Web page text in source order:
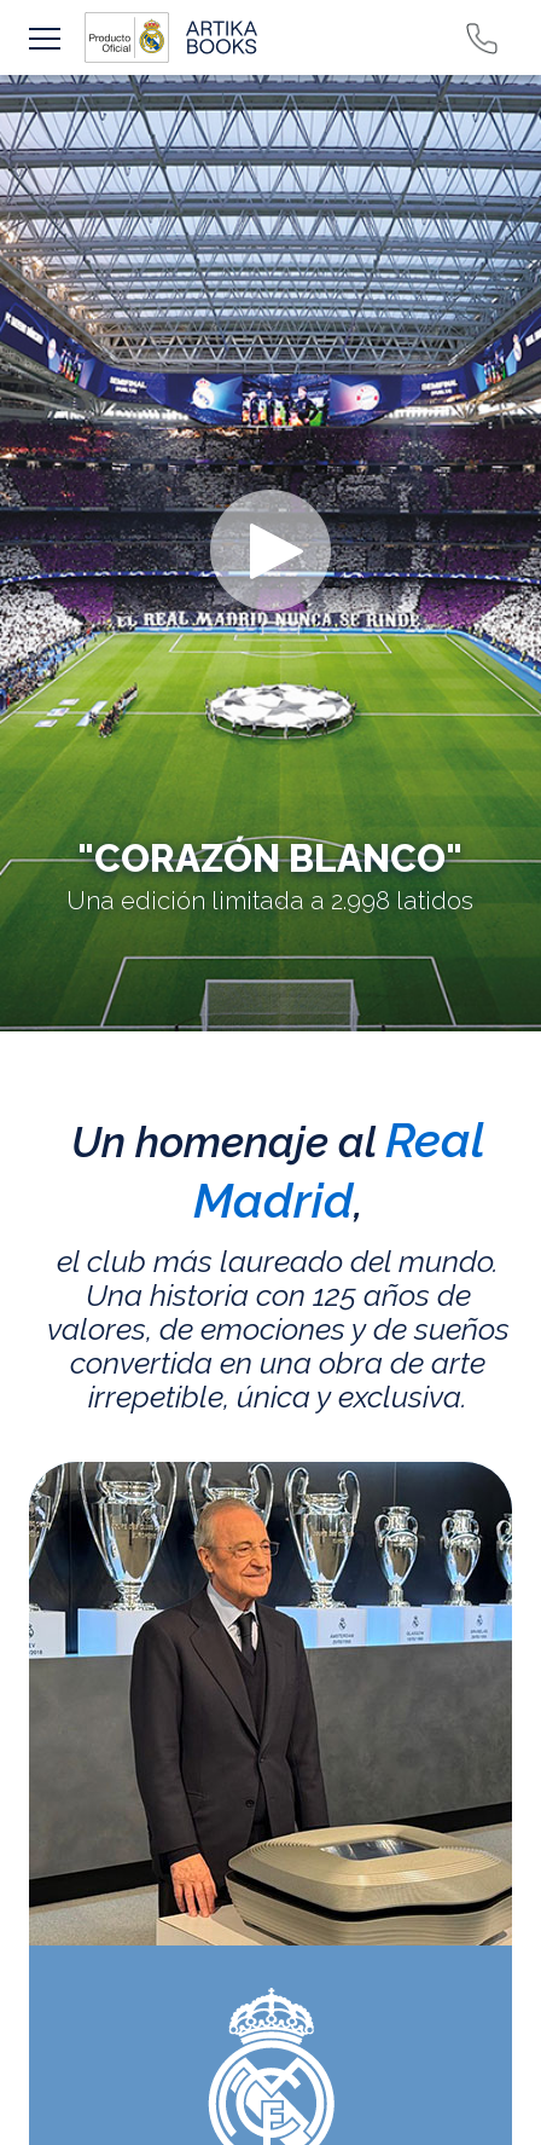
"CORAZÓN BLANCO"
Una edición limitada a 2.998 latidos
Un homenaje alReal
Madrid,
el club más laureado del mundo.
Una historia con 125 años de
valores, de emociones y de sueños
convertida en una obra de arte
irrepetible, única y exclusiva.